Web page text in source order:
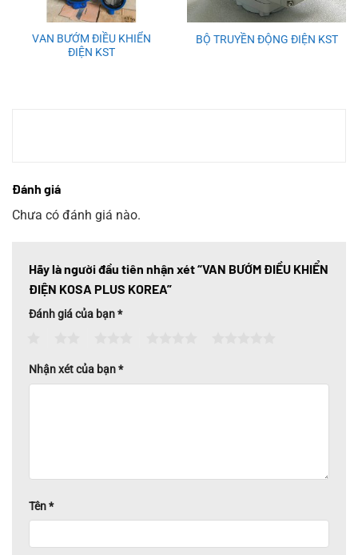
VAN BƯỚM ĐIỀU KHIỂN
ĐIỆN KST
BỘ TRUYỀN ĐỘNG ĐIỆN KST
Đánh giá
Chưa có đánh giá nào.
Hãy là người đầu tiên nhận xét “VAN BƯỚM ĐIỀU KHIỂN
ĐIỆN KOSA PLUS KOREA”
Đánh giá của bạn*
Nhận xét của bạn*
Tên*